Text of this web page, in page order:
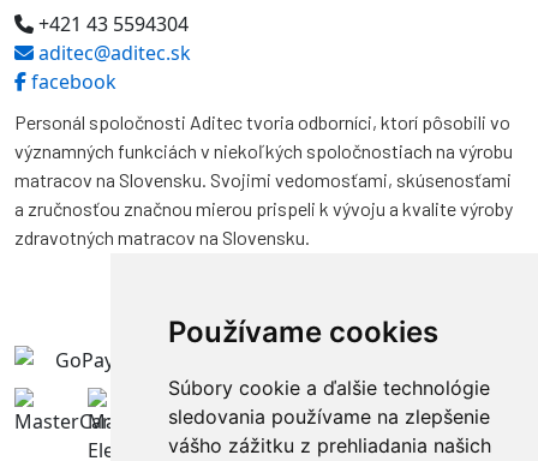
Používame cookies
Súbory cookie a ďalšie technológie
sledovania používame na zlepšenie
vášho zážitku z prehliadania našich
+421 43 5594304
aditec@aditec.sk
facebook
Personál spoločnosti Aditec tvoria odborníci, ktorí pôsobili vo
významných funkciách v niekoľkých spoločnostiach na výrobu
matracov na Slovensku. Svojimi vedomosťami, skúsenosťami
a zručnosťou značnou mierou prispeli k vývoju a kvalite výroby
zdravotných matracov na Slovensku.